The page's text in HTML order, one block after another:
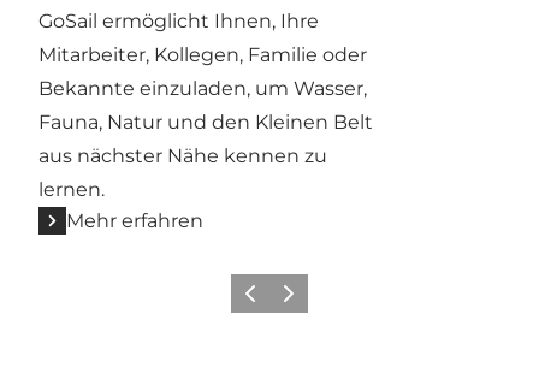
GoSail ermöglicht Ihnen, Ihre
Mitarbeiter, Kollegen, Familie oder
Bekannte einzuladen, um Wasser,
Fauna, Natur und den Kleinen Belt
aus nächster Nähe kennen zu
lernen.
Mehr erfahren
ZurückWeiter